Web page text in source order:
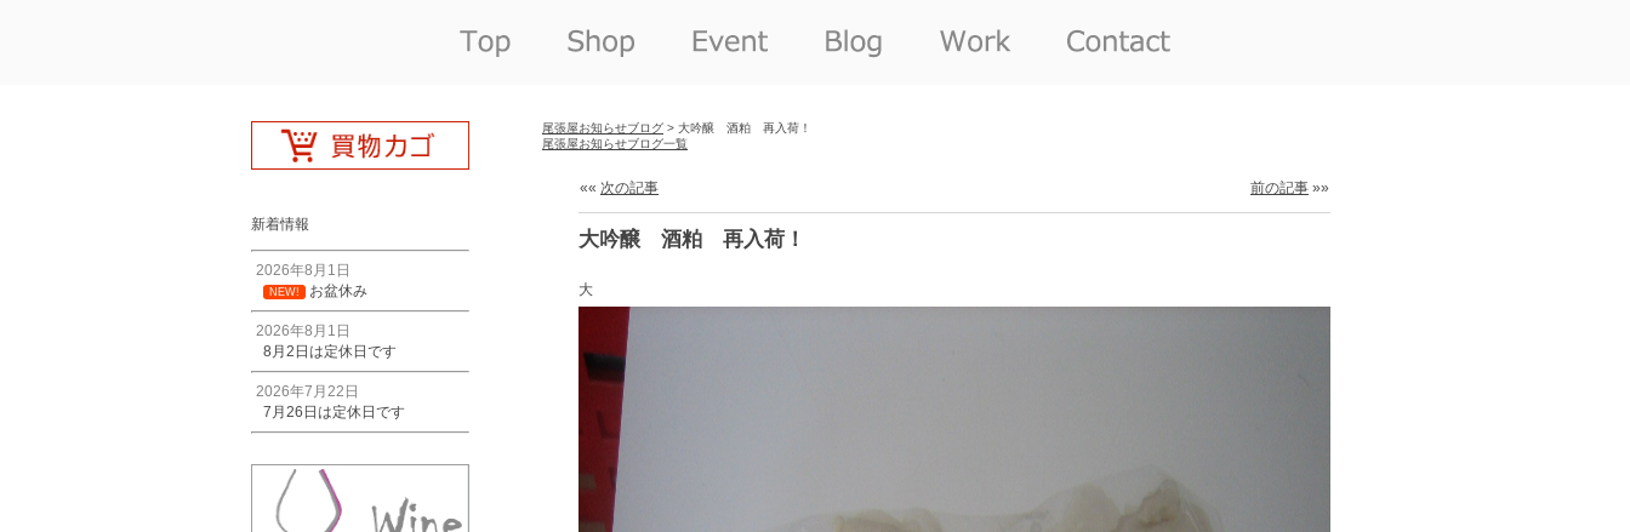
新着情報
2026年8月1日
NEW! お盆休み
2026年8月1日
8月2日は定休日です
2026年7月22日
7月26日は定休日です
尾張屋お知らせブログ > 大吟醸 酒粕 再入荷！
尾張屋お知らせブログ一覧
«« 次の記事 前の記事 »»
大吟醸 酒粕 再入荷！
大